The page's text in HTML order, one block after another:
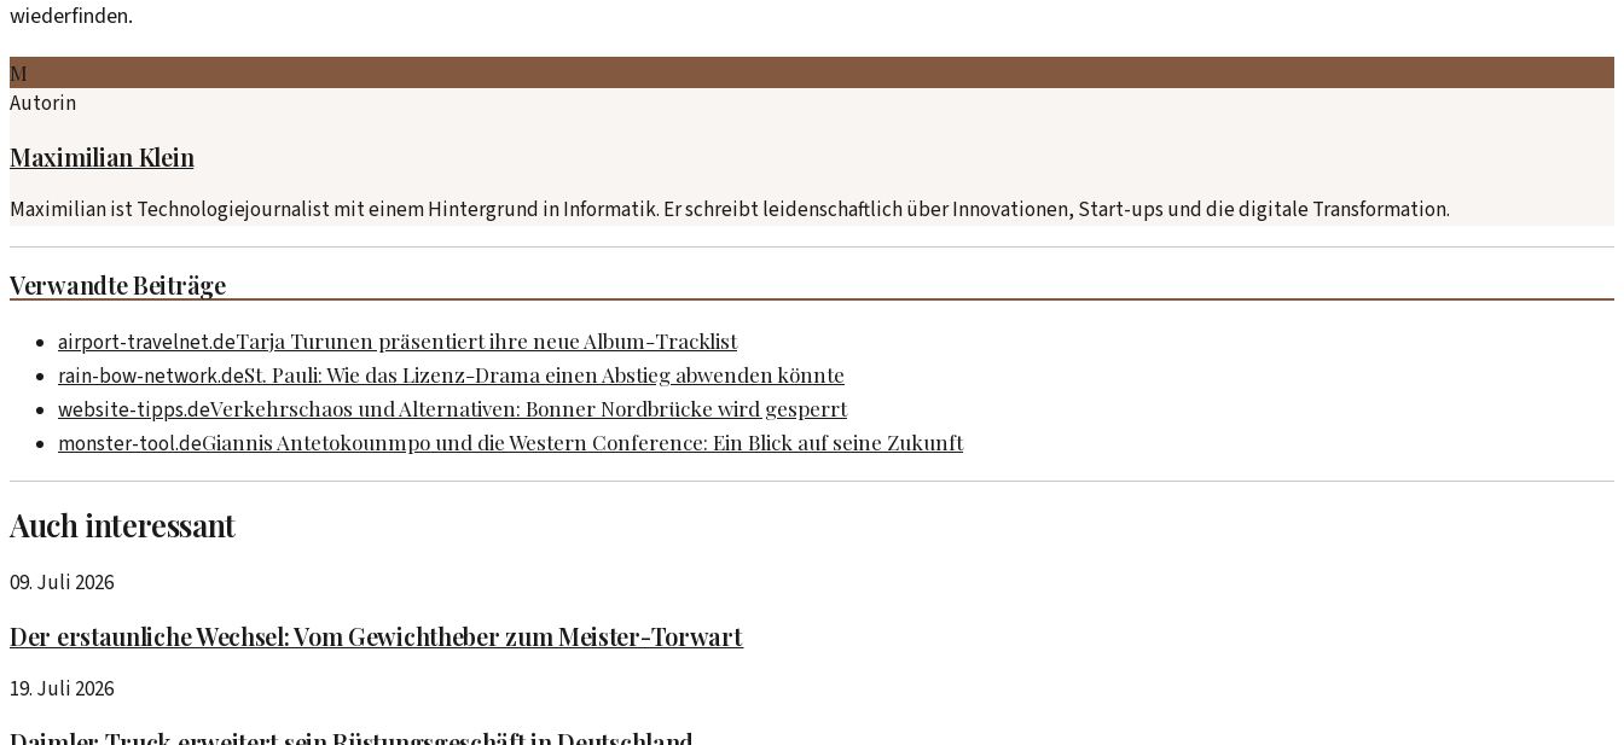
wiederfinden.
M
Autorin
Maximilian Klein
Maximilian ist Technologiejournalist mit einem Hintergrund in Informatik. Er schreibt leidenschaftlich über Innovationen, Start-ups und die digitale Transformation.
Verwandte Beiträge
airport-travelnet.deTarja Turunen präsentiert ihre neue Album-Tracklist
rain-bow-network.deSt. Pauli: Wie das Lizenz-Drama einen Abstieg abwenden könnte
website-tipps.deVerkehrschaos und Alternativen: Bonner Nordbrücke wird gesperrt
monster-tool.deGiannis Antetokounmpo und die Western Conference: Ein Blick auf seine Zukunft
Auch interessant
09. Juli 2026
Der erstaunliche Wechsel: Vom Gewichtheber zum Meister-Torwart
19. Juli 2026